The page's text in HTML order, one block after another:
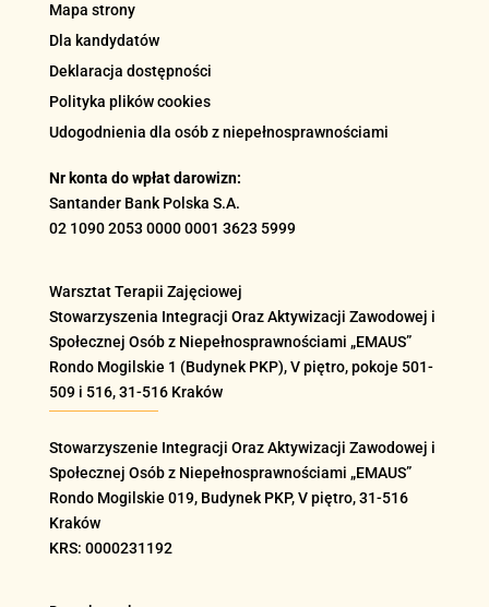
Mapa strony
Dla kandydatów
Deklaracja dostępności
Polityka plików cookies
Udogodnienia dla osób z niepełnosprawnościami
Nr konta do wpłat darowizn:
Santander Bank Polska S.A.
02 1090 2053 0000 0001 3623 5999
Warsztat Terapii Zajęciowej
Stowarzyszenia Integracji Oraz Aktywizacji Zawodowej i
Społecznej Osób z Niepełnosprawnościami „EMAUS”
Rondo Mogilskie 1 (Budynek PKP), V piętro, pokoje 501-
509 i 516, 31-516 Kraków
Stowarzyszenie Integracji Oraz Aktywizacji Zawodowej i
Społecznej Osób z Niepełnosprawnościami „EMAUS”
Rondo Mogilskie 019, Budynek PKP, V piętro, 31-516
Kraków
KRS: 0000231192